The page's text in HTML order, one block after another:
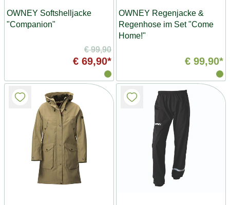
OWNEY Softshelljacke
"Companion"
€ 99,90
€ 69,90*
OWNEY Regenjacke &
Regenhose im Set "Come
Home!"
€ 99,90*